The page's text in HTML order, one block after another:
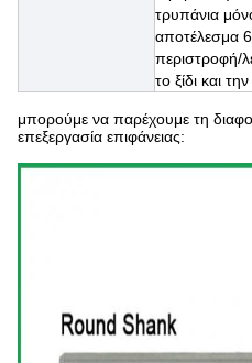
τρυπάνια
αποτέλεσμα
περιστροφή/
το ξίδι και την
μπορούμε να παρέχουμε τη
επεξεργασία επιφάνειας: